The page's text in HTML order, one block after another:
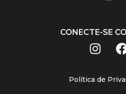
CONECTE-SE
Política de